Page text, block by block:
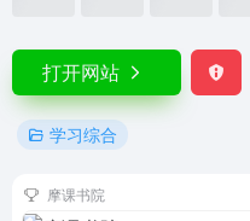
打开网站
学习综合
摩课书院